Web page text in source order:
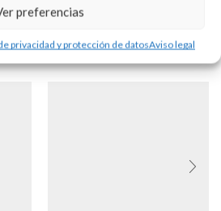
preferencias
privacidad y protección de datosAviso legal
Relacionados